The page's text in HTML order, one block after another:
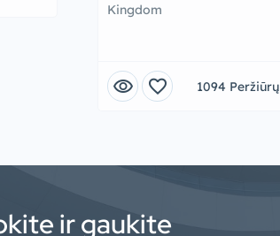
Kingdom
visibility favorite 1094 Peržiūrų
ir gaukite